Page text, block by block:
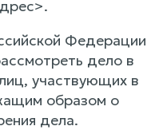
Федерации
дело в
участвующих в
образом о
дела.